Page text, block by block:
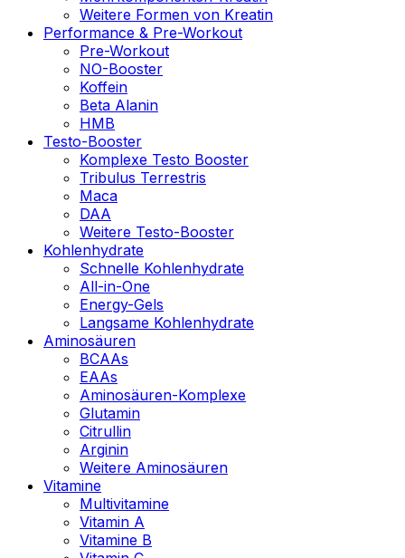
Weitere Formen von Kreatin
Performance & Pre-Workout
Pre-Workout
NO-Booster
Koffein
Beta Alanin
HMB
Testo-Booster
Komplexe Testo Booster
Tribulus Terrestris
Maca
DAA
Weitere Testo-Booster
Kohlenhydrate
Schnelle Kohlenhydrate
All-in-One
Energy-Gels
Langsame Kohlenhydrate
Aminosäuren
BCAAs
EAAs
Aminosäuren-Komplexe
Glutamin
Citrullin
Arginin
Weitere Aminosäuren
Vitamine
Multivitamine
Vitamin A
Vitamine B